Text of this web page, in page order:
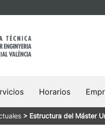
Horarios
> Estructura del Máster